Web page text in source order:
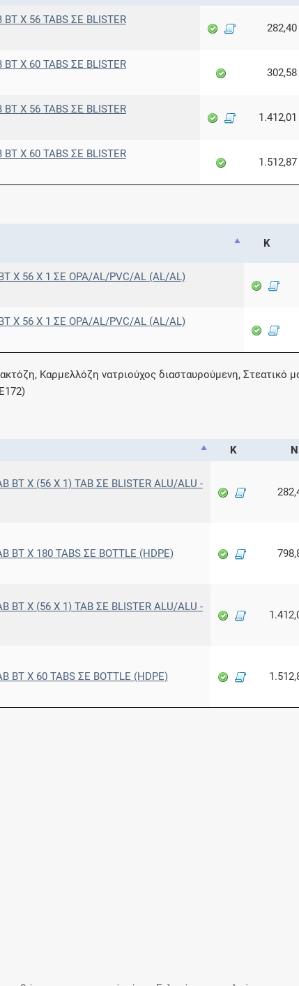
X 56 TABS ΣΕ BLISTER
282,40
X 60 TABS ΣΕ BLISTER
302,58
X 56 TABS ΣΕ BLISTER
1.412,01
X 60 TABS ΣΕ BLISTER
1.512,87
Κ
X 56 X 1 ΣΕ OPA/AL/PVC/AL (AL/AL)
X 56 X 1 ΣΕ OPA/AL/PVC/AL (AL/AL)
Καρμελλόζη νατριούχος διασταυρούμενη, Στεατικό
Κ
BT X (56 X 1) TAB ΣΕ BLISTER ALU/ALU -
BT X 180 TABS ΣΕ BOTTLE (HDPE)
BT X (56 X 1) TAB ΣΕ BLISTER ALU/ALU -
BT X 60 TABS ΣΕ BOTTLE (HDPE)